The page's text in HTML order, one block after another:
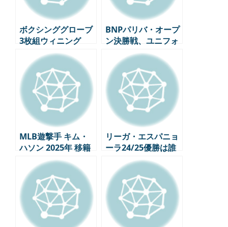
ボクシンググローブ
3枚組ウィニング
BNPパリバ・オープ
ン決勝戦、ユニフォ
ームは「ナイキ天
下」が招いた混乱？
MLB遊撃手 キム・
ハソン 2025年 移籍
リーガ・エスパニョ
ーラ24/25優勝は誰
に？ FCバルセロナ
vs レアル・マドリー
ド